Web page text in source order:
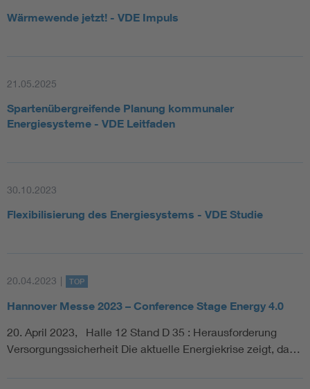
Wärmewende jetzt! - VDE Impuls
21.05.2025
Spartenübergreifende Planung kommunaler
Energiesysteme - VDE Leitfaden
30.10.2023
Flexibilisierung des Energiesystems - VDE Studie
20.04.2023 TOP
Hannover Messe 2023 – Conference Stage Energy 4.0
20. April 2023, Halle 12 Stand D 35 : Herausforderung
Versorgungssicherheit Die aktuelle Energiekrise zeigt, da…